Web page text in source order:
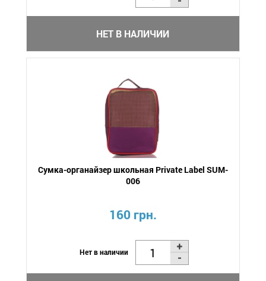
НЕТ В НАЛИЧИИ
Сумка-органайзер школьная Private Label SUM-
006
160 грн.
Нет в наличии